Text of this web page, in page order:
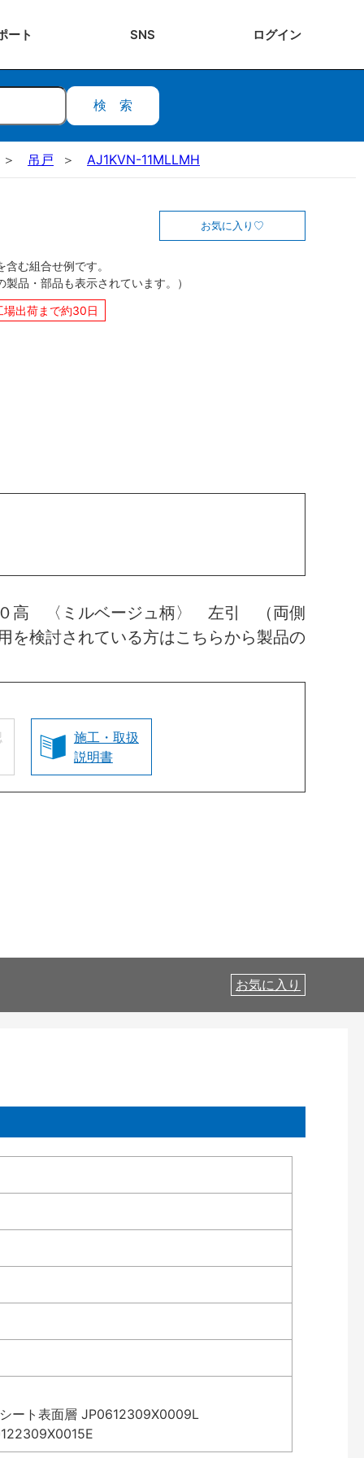
ート SNS ログイン
検索
吊戸 AJ1KVN-11MLLMH
お気に入り
む組合せ例です。
製品・部品も表示されています。）
場出荷まで約30日
高 〈ミルベージュ柄〉 左引 （両側
検討されている方はこちらから製品の
施工・取扱
説明書
お気に入り
ート表面層 JP0612309X0009L